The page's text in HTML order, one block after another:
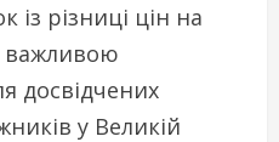
різниці цін на
важливою
досвідчених
у Великій